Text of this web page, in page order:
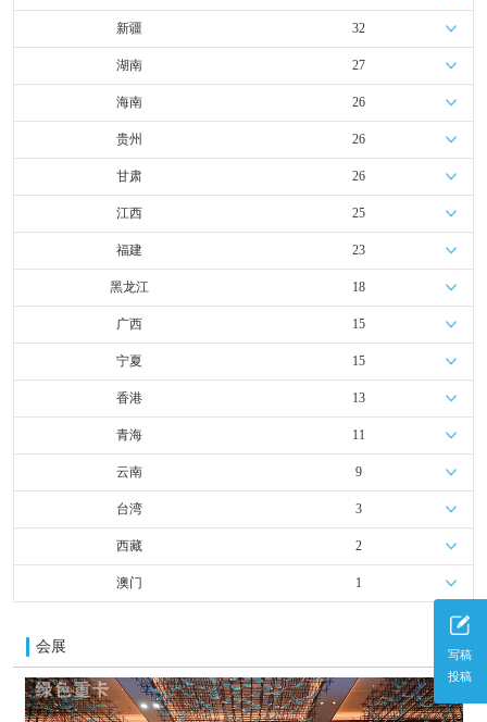
写稿
投稿
新疆 32
湖南 27
海南 26
贵州 26
甘肃 26
江西 25
福建 23
黑龙江 18
广西 15
宁夏 15
香港 13
青海 11
云南 9
台湾 3
西藏 2
澳门 1
会展 更多